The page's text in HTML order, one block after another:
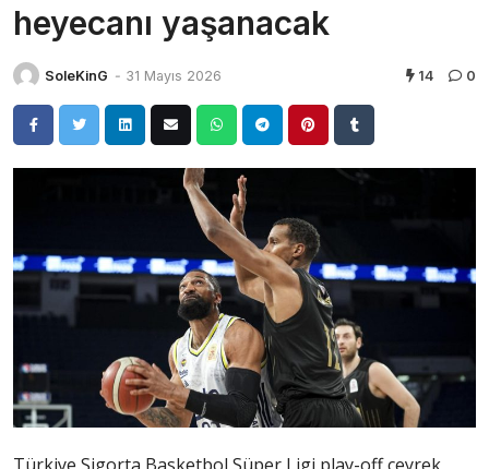
heyecanı yaşanacak
SoleKinG - 31 Mayıs 2026 14 0